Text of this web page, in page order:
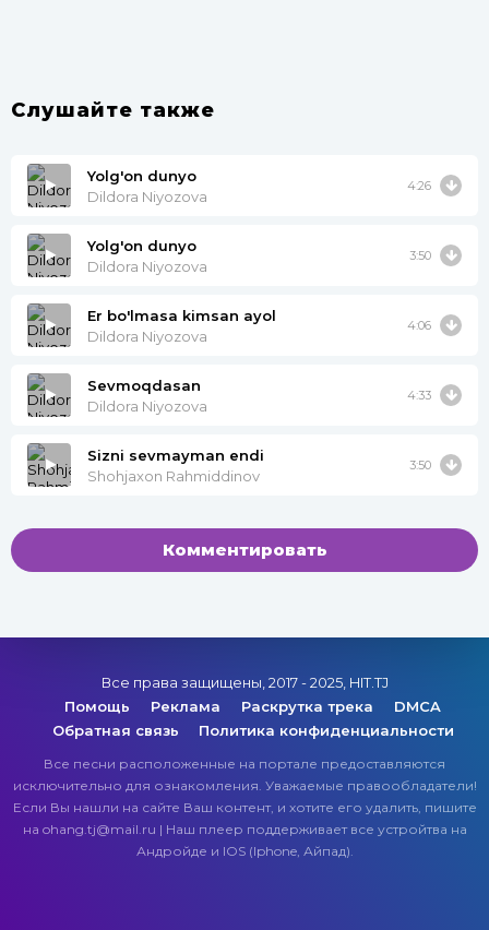
Слушайте также
Yolg'on dunyo
Dildora Niyozova
4:26
Yolg'on dunyo
Dildora Niyozova
3:50
Er bo'lmasa kimsan ayol
Dildora Niyozova
4:06
Sevmoqdasan
Dildora Niyozova
4:33
Sizni sevmayman endi
Shohjaxon Rahmiddinov
3:50
Комментировать
Все права защищены, 2017 - 2025, HIT.TJ
Помощь
Реклама Раскрутка трека
DMCA
Обратная связь
Политика конфиденциальности
Все песни расположенные на портале предоставляются
исключительно для ознакомления. Уважаемые правообладатели!
Если Вы нашли на сайте Ваш контент, и хотите его удалить, пишите
на ohang.tj@mail.ru | Наш плеер поддерживает все устройтва на
Андройде и IOS (Iphone, Айпад).